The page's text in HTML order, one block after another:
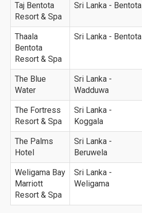
Taj Bentota
Resort & Spa
Sri Lanka - Bentota
Thaala
Bentota
Resort & Spa
Sri Lanka - Bentota
The Blue
Water
Sri Lanka -
Wadduwa
The Fortress
Resort & Spa
Sri Lanka -
Koggala
The Palms
Hotel
Sri Lanka -
Beruwela
Weligama Bay
Marriott
Resort & Spa
Sri Lanka -
Weligama